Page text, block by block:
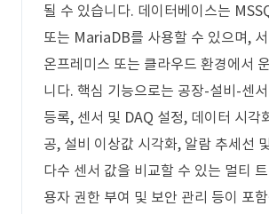
될 수 있습니다. 데이터베이스는
또는 MariaDB를 사용할 수 있으며,
온프레미스 또는 클라우드 환경에서
니다. 핵심 기능으로는 공장-설비-센
등록, 센서 및 DAQ 설정, 데이터 시각
공, 설비 이상값 시각화, 알람 추세선
다수 센서 값을 비교할 수 있는 멀티
용자 권한 부여 및 보안 관리 등이 포